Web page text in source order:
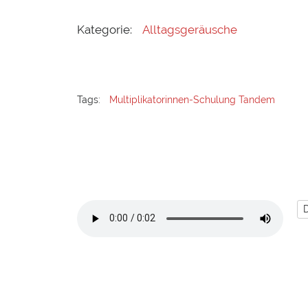
Kategorie: Alltagsgeräusche
Tags: Multiplikatorinnen-Schulung Tandem